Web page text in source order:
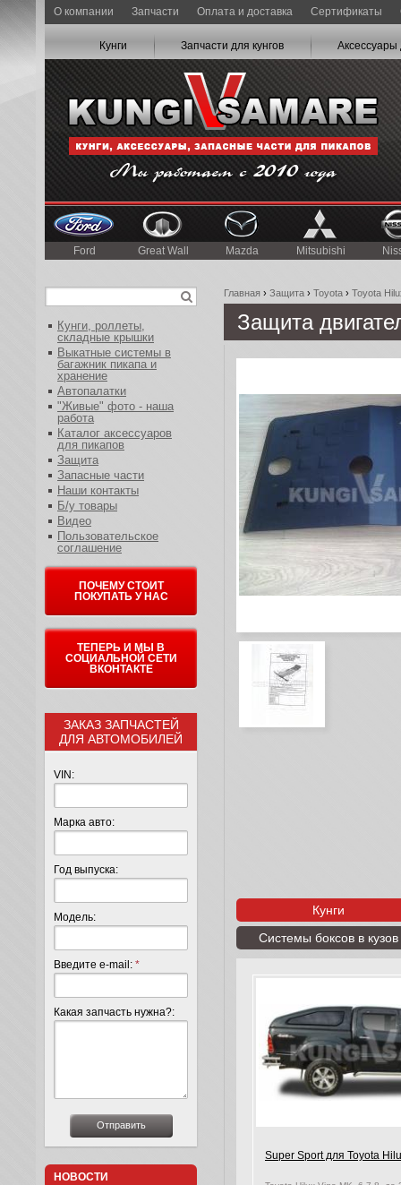
О компании Запчасти Оплата и доставка Сертификаты
Кунги Запчасти для кунгов Аксессуары
Ford Great Wall Mazda Mitsubishi
Главная › Защита › Toyota › Toyota
Защита
Кунги
Системы боксов в кузов
Super Sport для Toyota
Кунги, роллеты,
складные крышки
Выкатные системы в
багажник пикапа и
хранение
Автопалатки
"Живые" фото - наша
работа
Каталог аксессуаров
для пикапов
Защита
Запасные части
Наши контакты
Б/у товары
Видео
Пользовательское
соглашение
ПОЧЕМУ СТОИТ
ПОКУПАТЬ У НАС
ТЕПЕРЬ И МЫ В
СОЦИАЛЬНОЙ СЕТИ
ВКОНТАКТЕ
ЗАКАЗ ЗАПЧАСТЕЙ
ДЛЯ АВТОМОБИЛЕЙ
VIN:
Марка авто:
Год выпуска:
Модель:
Введите e-mail: *
Какая запчасть нужна?:
НОВОСТИ